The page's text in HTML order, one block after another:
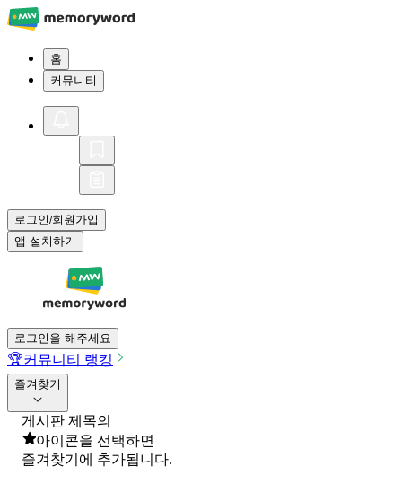
홈
커뮤니티
로그인/회원가입
앱 설치하기
로그인을 해주세요
🏆커뮤니티 랭킹
즐겨찾기
게시판 제목의
아이콘을 선택하면
즐겨찾기에 추가됩니다.